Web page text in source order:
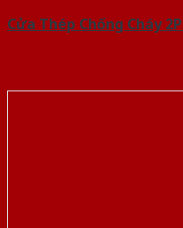
Cửa Thép Chống Cháy